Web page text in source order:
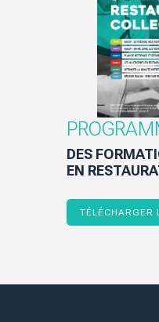
DES
EN
TÉLÉCHARGER